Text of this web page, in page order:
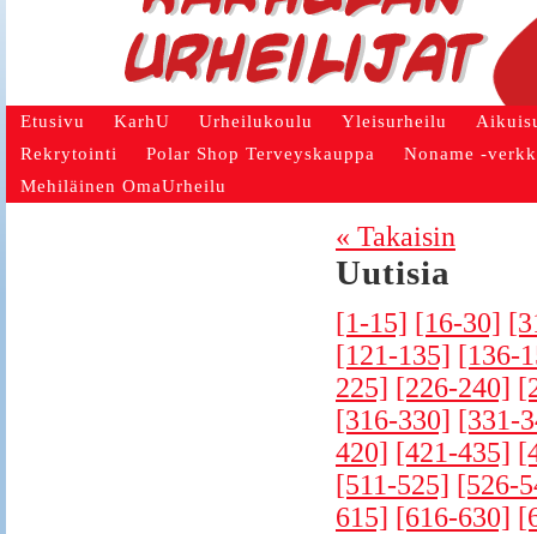
Etusivu KarhU Urheilukoulu Yleisurheilu
Rekrytointi
Polar Shop Terveyskauppa
Noname -
Mehiläinen OmaUrheilu
« Takaisin
Uutisia
[1-15] [16-30]
[121-135] [136-
225] [226-240]
[316-330] [331-
420] [421-435]
[511-525] [526-
615] [616-630]